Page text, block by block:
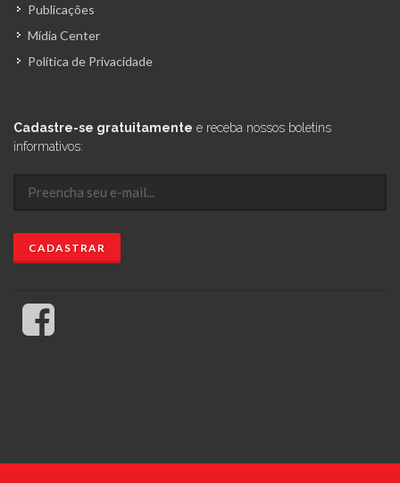
Publicações
Mídia Center
Política de Privacidade
Cadastre-se gratuitamente e receba nossos boletins
informativos: